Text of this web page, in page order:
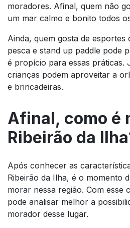
moradores. Afinal, quem não
um mar calmo e bonito todos
Ainda, quem gosta de esportes
pesca e stand up paddle pode
é propício para essas práticas.
crianças podem aproveitar a
e brincadeiras.
Afinal, como é
Ribeirão da
Após conhecer as
Ribeirão da Ilha, é o momento
morar nessa região. Com esse
pode analisar melhor a
morador desse lugar.